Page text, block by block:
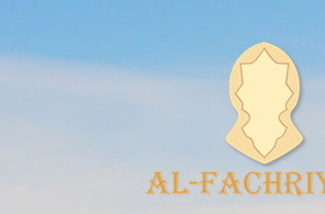
TENTANG KAMI MENU